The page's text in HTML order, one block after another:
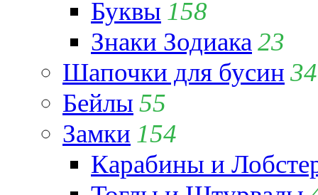
Буквы 158
Знаки Зодиака 23
Шапочки для бусин 34
Бейлы 55
Замки 154
Карабины и